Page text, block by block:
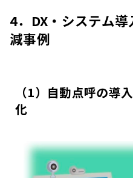
4．DX・システム
減事例
（1）自動点呼の導
化